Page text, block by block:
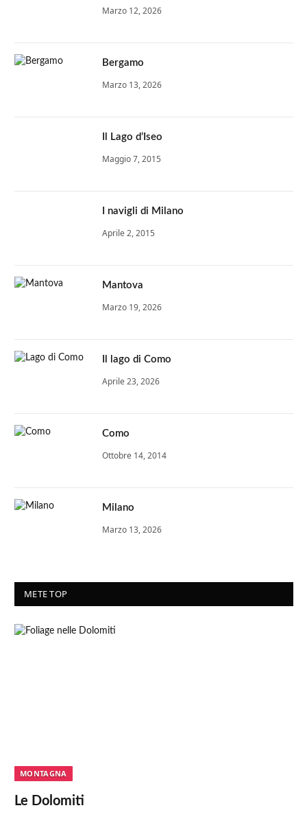
Marzo 12, 2026
Bergamo
Marzo 13, 2026
Il Lago d’Iseo
Maggio 7, 2015
I navigli di Milano
Aprile 2, 2015
Mantova
Marzo 19, 2026
Il lago di Como
Aprile 23, 2026
Como
Ottobre 14, 2014
Milano
Marzo 13, 2026
METE TOP
MONTAGNA
Le Dolomiti